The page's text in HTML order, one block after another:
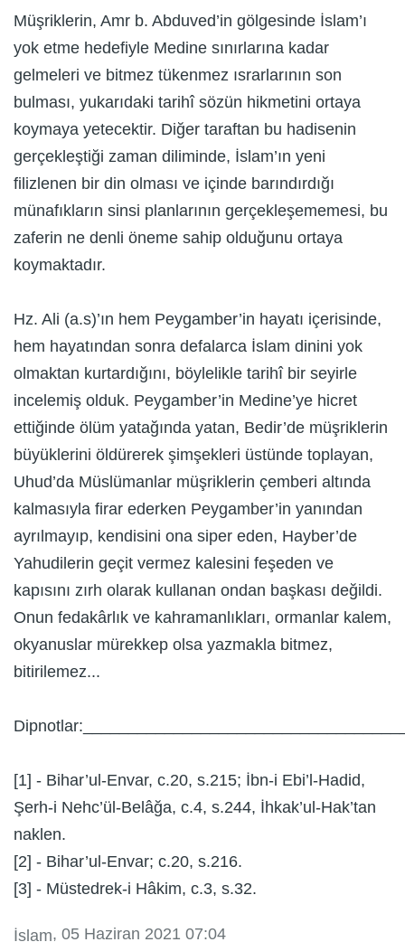
Müşriklerin, Amr b. Abduved’in gölgesinde İslam’ı
yok etme hedefiyle Medine sınırlarına kadar
gelmeleri ve bitmez tükenmez ısrarlarının son
bulması, yukarıdaki tarihî sözün hikmetini ortaya
koymaya yetecektir. Diğer taraftan bu hadisenin
gerçekleştiği zaman diliminde, İslam’ın yeni
filizlenen bir din olması ve içinde barındırdığı
münafıkların sinsi planlarının gerçekleşememesi, bu
zaferin ne denli öneme sahip olduğunu ortaya
koymaktadır.
Hz. Ali (a.s)’ın hem Peygamber’in hayatı içerisinde,
hem hayatından sonra defalarca İslam dinini yok
olmaktan kurtardığını, böylelikle tarihî bir seyirle
incelemiş olduk. Peygamber’in Medine’ye hicret
ettiğinde ölüm yatağında yatan, Bedir’de müşriklerin
büyüklerini öldürerek şimşekleri üstünde toplayan,
Uhud’da Müslümanlar müşriklerin çemberi altında
kalmasıyla firar ederken Peygamber’in yanından
ayrılmayıp, kendisini ona siper eden, Hayber’de
Yahudilerin geçit vermez kalesini feşeden ve
kapısını zırh olarak kullanan ondan başkası değildi.
Onun fedakârlık ve kahramanlıkları, ormanlar kalem,
okyanuslar mürekkep olsa yazmakla bitmez,
bitirilemez...
[1] - Bihar’ul-Envar, c.20, s.215; İbn-i Ebi’l-Hadid,
Şerh-i Nehc’ül-Belâğa, c.4, s.244, İhkak’ul-Hak’tan
naklen.
[2] - Bihar’ul-Envar; c.20, s.216.
[3] - Müstedrek-i Hâkim, c.3, s.32.
İslam, 05 Haziran 2021 07:04